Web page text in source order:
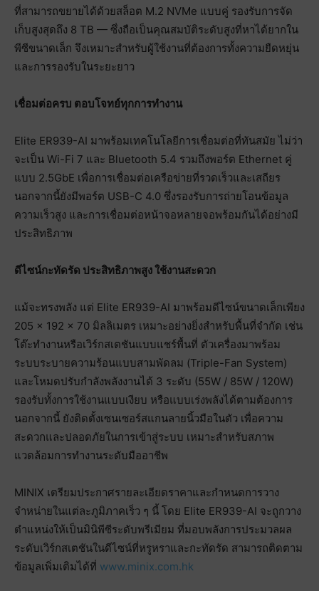
ที่สามารถขยายได้ด้วยสล็อต M.2 NVMe แบบคู่ รองรับการจัด
เก็บสูงสุดถึง 8 TB — ซึ่งถือเป็นคุณสมบัติระดับสูงที่หาได้ยากใน
พีซีขนาดเล็ก จึงเหมาะสำหรับผู้ใช้งานที่ต้องการทั้งความยืดหยุ่น
และการรองรับในระยะยาว
เชื่อมต่อครบ ตอบโจทย์ทุกการทำงาน
Elite ER939-AI มาพร้อมเทคโนโลยีการเชื่อมต่อที่ทันสมัย ไม่ว่า
จะเป็น Wi-Fi 7 และ Bluetooth 5.4 รวมถึงพอร์ต Ethernet คู่
แบบ 2.5GbE เพื่อการเชื่อมต่อเครือข่ายที่รวดเร็วและเสถียร
นอกจากนี้ยังมีพอร์ต USB-C 4.0 ซึ่งรองรับการถ่ายโอนข้อมูล
ความเร็วสูง และการเชื่อมต่อหน้าจอหลายจอพร้อมกันได้อย่างมี
ประสิทธิภาพ
ดีไซน์กะทัดรัด ประสิทธิภาพสูง ใช้งานสะดวก
แม้จะทรงพลัง แต่ Elite ER939-AI มาพร้อมดีไซน์ขนาดเล็กเพียง
205 × 192 × 70 มิลลิเมตร เหมาะอย่างยิ่งสำหรับพื้นที่จำกัด เช่น
โต๊ะทำงานหรือเวิร์กสเตชันแบบแชร์พื้นที่ ตัวเครื่องมาพร้อม
ระบบระบายความร้อนแบบสามพัดลม (Triple-Fan System)
และโหมดปรับกำลังพลังงานได้ 3 ระดับ (55W / 85W / 120W)
รองรับทั้งการใช้งานแบบเงียบ หรือแบบเร่งพลังได้ตามต้องการ
นอกจากนี้ ยังติดตั้งเซนเซอร์สแกนลายนิ้วมือในตัว เพื่อความ
สะดวกและปลอดภัยในการเข้าสู่ระบบ เหมาะสำหรับสภาพ
แวดล้อมการทำงานระดับมืออาชีพ
MINIX เตรียมประกาศรายละเอียดราคาและกำหนดการวาง
จำหน่ายในแต่ละภูมิภาคเร็ว ๆ นี้ โดย Elite ER939-AI จะถูกวาง
ตำแหน่งให้เป็นมินิพีซีระดับพรีเมียม ที่มอบพลังการประมวลผล
ระดับเวิร์กสเตชันในดีไซน์ที่หรูหราและกะทัดรัด สามารถติดตาม
ข้อมูลเพิ่มเติมได้ที่ www.minix.com.hk